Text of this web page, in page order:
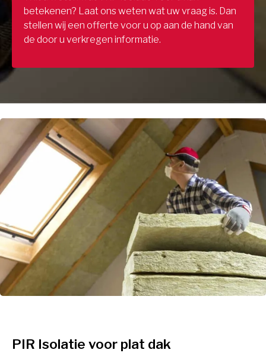
betekenen? Laat ons weten wat uw vraag is. Dan
stellen wij een offerte voor u op aan de hand van
de door u verkregen informatie.
PIR Isolatie voor plat dak